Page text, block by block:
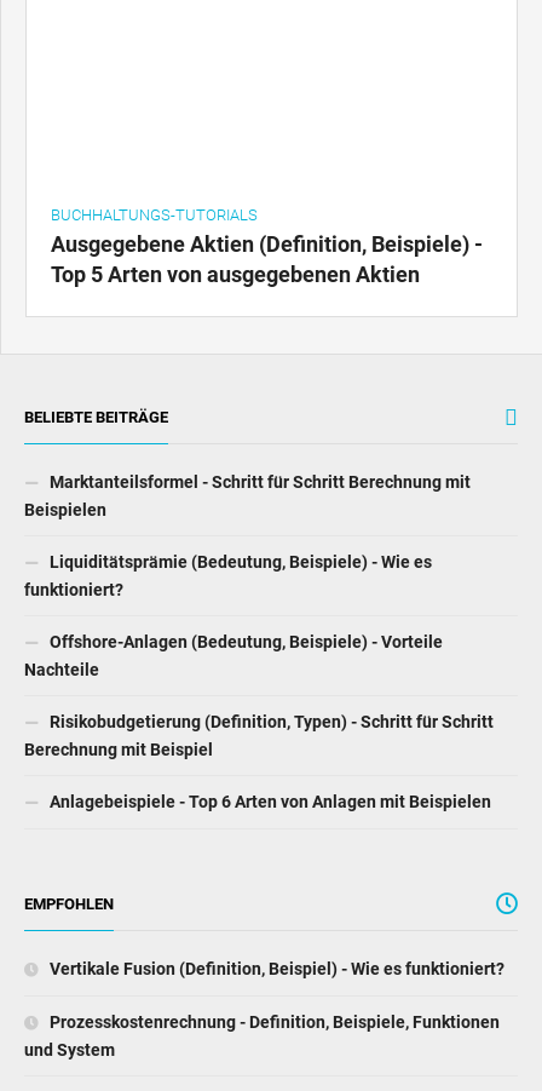
BUCHHALTUNGS-TUTORIALS
Ausgegebene Aktien (Definition, Beispiele) -
Top 5 Arten von ausgegebenen Aktien
BELIEBTE BEITRÄGE
Marktanteilsformel - Schritt für Schritt Berechnung mit
Beispielen
Liquiditätsprämie (Bedeutung, Beispiele) - Wie es
funktioniert?
Offshore-Anlagen (Bedeutung, Beispiele) - Vorteile
Nachteile
Risikobudgetierung (Definition, Typen) - Schritt für Schritt
Berechnung mit Beispiel
Anlagebeispiele - Top 6 Arten von Anlagen mit Beispielen
EMPFOHLEN
Vertikale Fusion (Definition, Beispiel) - Wie es funktioniert?
Prozesskostenrechnung - Definition, Beispiele, Funktionen
und System